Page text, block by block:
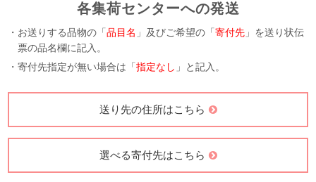
各集荷センターへの発送
・お送りする品物の「品目名 」及びご希望の「寄付先 」を送り状伝
票の品名欄に記入。
・寄付先指定が無い場合は「指定なし 」と記入。
送り先の住所はこちら
選べる寄付先はこちら